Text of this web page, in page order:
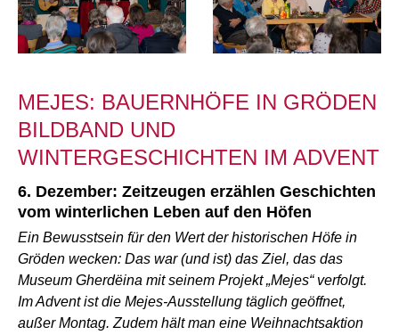
MEJES: BAUERNHÖFE IN GRÖDEN
BILDBAND UND
WINTERGESCHICHTEN IM ADVENT
6. Dezember: Zeitzeugen erzählen Geschichten
vom winterlichen Leben auf den Höfen
Ein Bewusstsein für den Wert der historischen Höfe in
Gröden wecken: Das war (und ist) das Ziel, das das
Museum Gherdëina mit seinem Projekt „Mejes“ verfolgt.
Im Advent ist die Mejes-Ausstellung täglich geöffnet,
außer Montag. Zudem hält man eine Weihnachtsaktion